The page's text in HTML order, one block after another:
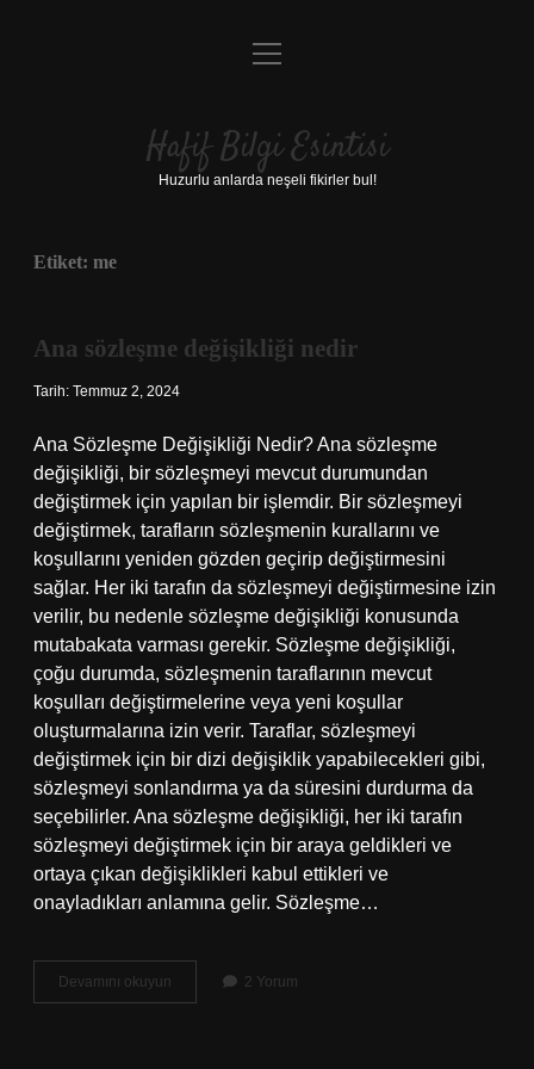
Anasayfa
Yasal Uyarı
menüyü
Hafif Bilgi Esintisi
Huzurlu anlarda neşeli fikirler bul!
Etiket: me
Ana sözleşme değişikliği nedir
Tarih: Temmuz 2, 2024
Ana Sözleşme Değişikliği Nedir? Ana sözleşme
değişikliği, bir sözleşmeyi mevcut durumundan
değiştirmek için yapılan bir işlemdir. Bir sözleşmeyi
değiştirmek, tarafların sözleşmenin kurallarını ve
koşullarını yeniden gözden geçirip değiştirmesini
sağlar. Her iki tarafın da sözleşmeyi değiştirmesine izin
verilir, bu nedenle sözleşme değişikliği konusunda
mutabakata varması gerekir. Sözleşme değişikliği,
çoğu durumda, sözleşmenin taraflarının mevcut
koşulları değiştirmelerine veya yeni koşullar
oluşturmalarına izin verir. Taraflar, sözleşmeyi
değiştirmek için bir dizi değişiklik yapabilecekleri gibi,
sözleşmeyi sonlandırma ya da süresini durdurma da
seçebilirler. Ana sözleşme değişikliği, her iki tarafın
sözleşmeyi değiştirmek için bir araya geldikleri ve
ortaya çıkan değişiklikleri kabul ettikleri ve
onayladıkları anlamına gelir. Sözleşme…
Devamını okuyun
sözleşme
2 Yorum